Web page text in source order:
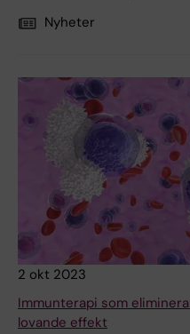
Nyheter
2 okt 2023
Immunterapi som
lovande effekt